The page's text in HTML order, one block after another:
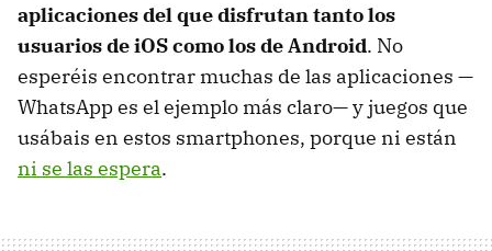
aplicaciones del que disfrutan tanto los
usuarios de iOS como los de Android. No
esperéis encontrar muchas de las aplicaciones —
WhatsApp es el ejemplo más claro— y juegos que
usábais en estos smartphones, porque ni están
ni se las espera.